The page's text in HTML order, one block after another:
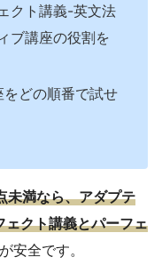
クト講義-英文法
ブ講座の役割を
どの順番で試せ
満なら、アダプテ
ェクト講義とパーフェ
安全です。